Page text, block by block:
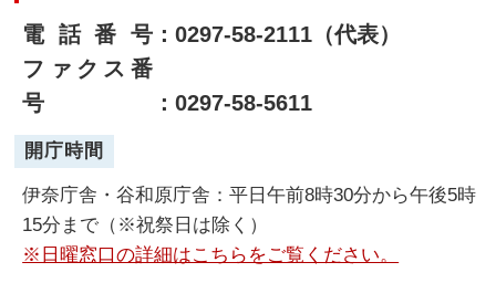
電話番号：0297-58-2111（代表）
ファクス番
号
：0297-58-5611
開庁時間
伊奈庁舎・谷和原庁舎：平日午前8時30分から午後5時
15分まで（※祝祭日は除く）
※日曜窓口の詳細はこちらをご覧ください。